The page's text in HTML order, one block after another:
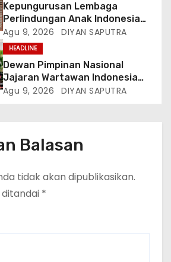
Kepungurusan Lembaga
Perlindungan Anak Indonesia
(LPAI) Periode 2026-2031
Terbentuk, Wakil Kordinator
Nasional Tim Reaksi Cepat
Perlindungan Perempuan Anak
(Wakornas TRCPPA) Muhammad
Gufron Mengapresiasi Dan Beri
Agu 9, 2026 DIYAN SAPUTRA
HEADLINE
Dewan Pimpinan Nasional
Jajaran Wartawan Indonesia
(DPN-JWI) Menggelar Rapat
Agu 9, 2026 DIYAN SAPUTRA
Balasan
tidak akan dipublikasikan.
ditandai *